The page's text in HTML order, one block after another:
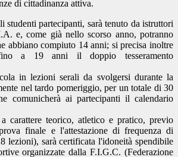
di cittadinanza attiva.
studenti partecipanti, sarà tenuto da istruttori
e, come già nello scorso anno, potranno
abbiano compiuto 14 anni; si precisa inoltre
a 19 anni il doppio tesseramento
in lezioni serali da svolgersi durante la
nel tardo pomeriggio, per un totale di 30
comunicherà ai partecipanti il calendario
carattere teorico, atletico e pratico, previo
finale e l'attestazione di frequenza di
lezioni), sarà certificata l'idoneità spendibile
organizzate dalla F.I.G.C. (Federazione